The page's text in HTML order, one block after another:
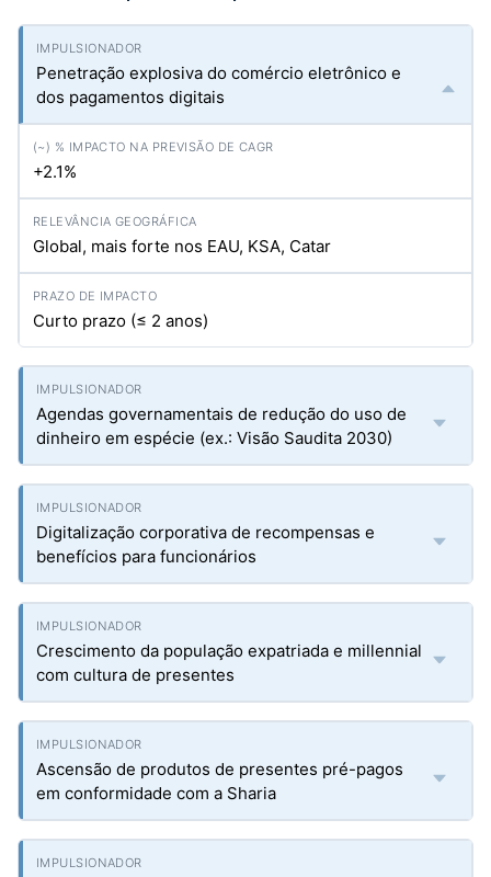
Penetração explosiva do comércio eletrônico e
dos pagamentos digitais
+2.1%
Global, mais forte nos EAU, KSA, Catar
Curto prazo (≤ 2 anos)
Agendas governamentais de redução do uso de
dinheiro em espécie (ex.: Visão Saudita 2030)
Digitalização corporativa de recompensas e
benefícios para funcionários
Crescimento da população expatriada e millennial
com cultura de presentes
Ascensão de produtos de presentes pré-pagos
em conformidade com a Sharia